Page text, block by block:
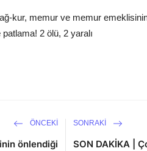
kur, memur ve memur
2 ölü, 2 yaralı
ÖNCEKI
önlendiği
SONRAKI
SON DAKİKA |